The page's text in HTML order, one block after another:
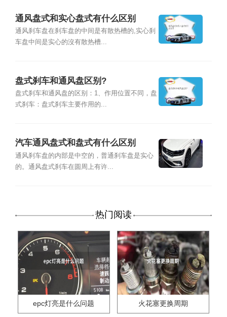
通风盘式和实心盘式有什么区别
通风刹车盘在刹车盘的中间是有散热槽的,实心刹
车盘中间是实心的沒有散热槽...
盘式刹车和通风盘区别?
盘式刹车和通风盘的区别：1、作用位置不同，盘
式刹车：盘式刹车主要作用的...
汽车通风盘式和盘式有什么区别
通风刹车盘的内部是中空的，普通刹车盘是实心
的。通风盘式刹车在圆周上有许...
热门阅读
epc灯亮是什么问题 火花塞更换周期